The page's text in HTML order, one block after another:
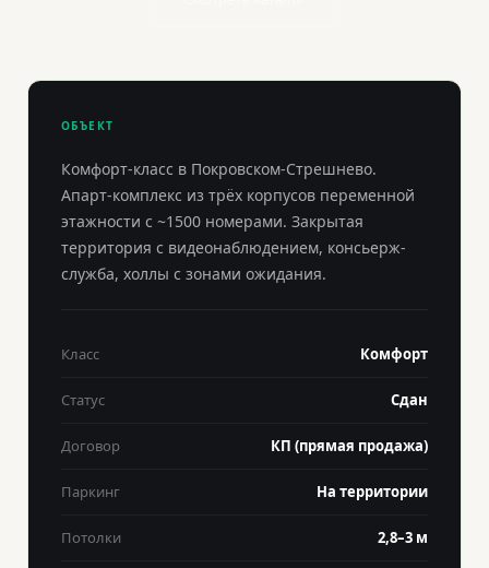
ОБЪЕКТ
Комфорт-класс в Покровском-Стрешнево.
Апарт-комплекс из трёх корпусов переменной
этажности с ~1500 номерами. Закрытая
территория с видеонаблюдением, консьерж-
служба, холлы с зонами ожидания.
Класс Комфорт
Статус Сдан
Договор КП (прямая продажа)
Паркинг На территории
Потолки 2,8–3 м